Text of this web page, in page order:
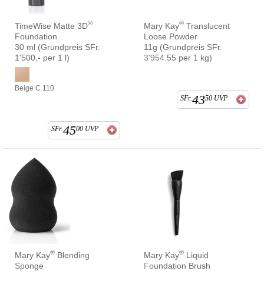
TimeWise Matte 3D®
Foundation
30 ml (Grundpreis SFr.
1'500.- per 1 l)
Beige C 110
SFr.4500 UVP
Mary Kay® Translucent
Loose Powder
11g (Grundpreis SFr.
3'954.55 per 1 kg)
SFr.4350 UVP
Mary Kay® Blending
Sponge
Mary Kay® Liquid
Foundation Brush